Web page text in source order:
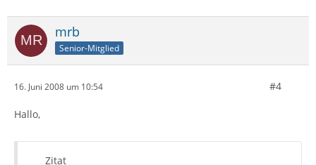
mrb
Senior-Mitglied
16. Juni 2008 um 10:54 #4
Hallo,
Zitat